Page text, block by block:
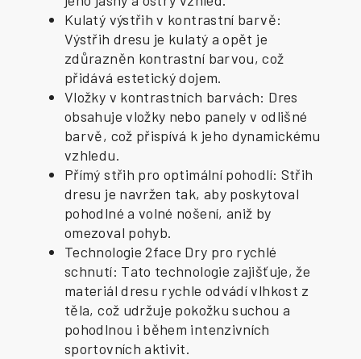
Kulatý výstřih v kontrastní barvě:
Výstřih dresu je kulatý a opět je
zdůrazněn kontrastní barvou, což
přidává estetický dojem.
Vložky v kontrastních barvách: Dres
obsahuje vložky nebo panely v odlišné
barvě, což přispívá k jeho dynamickému
vzhledu.
Přímý střih pro optimální pohodlí: Střih
dresu je navržen tak, aby poskytoval
pohodlné a volné nošení, aniž by
omezoval pohyb.
Technologie 2face Dry pro rychlé
schnutí: Tato technologie zajišťuje, že
materiál dresu rychle odvádí vlhkost z
těla, což udržuje pokožku suchou a
pohodlnou i během intenzivních
sportovních aktivit.